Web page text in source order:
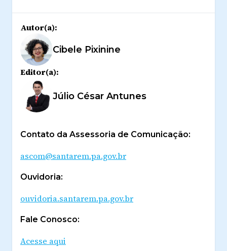
Autor(a):
Cibele Pixinine
Editor(a):
Júlio César Antunes
Contato da Assessoria de Comunicação:
ascom@santarem.pa.gov.br
Ouvidoria:
ouvidoria.santarem.pa.gov.br
Fale Conosco:
Acesse aqui